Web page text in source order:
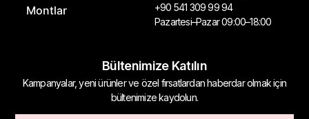
Montlar
+90 541 309 99 94
Pazartesi–Pazar 09:00–18:00
Bültenimize Katılın
Kampanyalar, yeni ürünler ve özel fırsatlardan haberdar olmak için
bültenimize kaydolun.